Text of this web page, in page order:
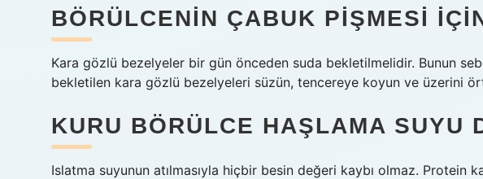
BÖRÜLCENIN ÇABUK PIŞMESI
Kara gözlü bezelyeler bir gün önceden suda bekletilmelidir. Bunun
bekletilen kara gözlü bezelyeleri süzün, tencereye koyun ve üzerini
KURU BÖRÜLCE HAŞLAMA SUYU
Islatma suyunun atılmasıyla hiçbir besin değeri kaybı olmaz. Protein